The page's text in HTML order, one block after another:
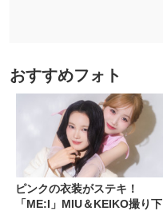
おすすめフォト
ピンクの衣装がステキ！
「ME:I」MIU＆KEIKO撮り下